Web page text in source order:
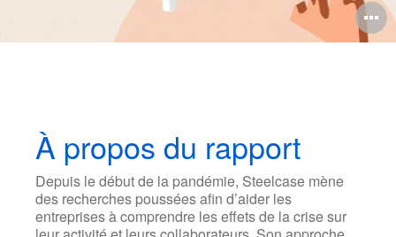
À propos du rapport
Depuis le début de la pandémie, Steelcase mène
des recherches poussées afin d’aider les
entreprises à comprendre les effets de la crise sur